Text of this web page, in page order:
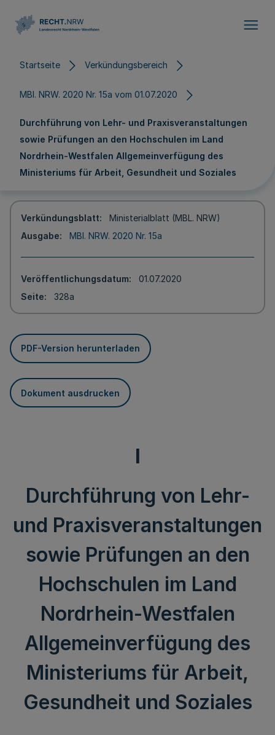
Startseite Verkündungsbereich
MBl. NRW. 2020 Nr. 15a vom 01.07.2020
Durchführung von Lehr- und Praxisveranstaltungen
sowie Prüfungen an den Hochschulen im Land
Nordrhein-Westfalen Allgemeinverfügung des
Ministeriums für Arbeit, Gesundheit und Soziales
Verkündungsblatt
Ministerialblatt (MBL. NRW)
Ausgabe
MBl. NRW. 2020 Nr. 15a
Veröffentlichungsdatum
01.07.2020
Seite
328a
PDF-Version herunterladen
Dokument ausdrucken
I
Durchführung von Lehr-
und Praxisveranstaltungen
sowie Prüfungen an den
Hochschulen im Land
Nordrhein-Westfalen
Allgemeinverfügung des
Ministeriums für Arbeit,
Gesundheit und Soziales